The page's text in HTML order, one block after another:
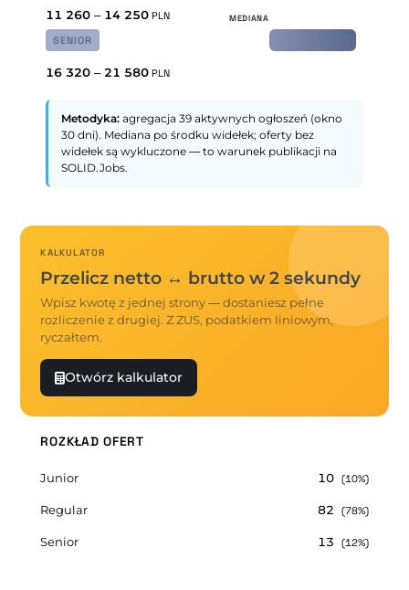
11 260 – 14 250 PLN
SENIOR
16 320 – 21 580 PLN
Metodyka: agregacja 39 aktywnych ogłoszeń (okno
30 dni). Mediana po środku widełek; oferty bez
widełek są wykluczone — to warunek publikacji na
SOLID.Jobs.
KALKULATOR
Przelicz netto ↔ brutto w 2 sekundy
Wpisz kwotę z jednej strony — dostaniesz pełne
rozliczenie z drugiej. Z ZUS, podatkiem liniowym,
ryczałtem.
Otwórz kalkulator
ROZKŁAD OFERT
Junior 10 (10%)
Regular 82 (78%)
Senior 13 (12%)